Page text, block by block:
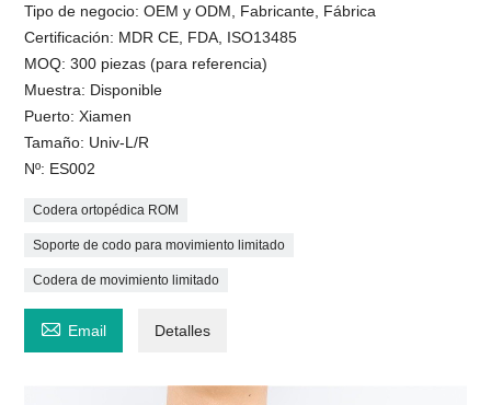
Tipo de negocio: OEM y ODM, Fabricante, Fábrica
Certificación: MDR CE, FDA, ISO13485
MOQ: 300 piezas (para referencia)
Muestra: Disponible
Puerto: Xiamen
Tamaño: Univ-L/R
Nº: ES002
Codera ortopédica ROM
Soporte de codo para movimiento limitado
Codera de movimiento limitado
 Email Detalles